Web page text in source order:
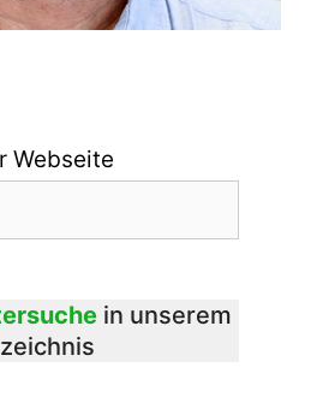
Webseite
in unserem